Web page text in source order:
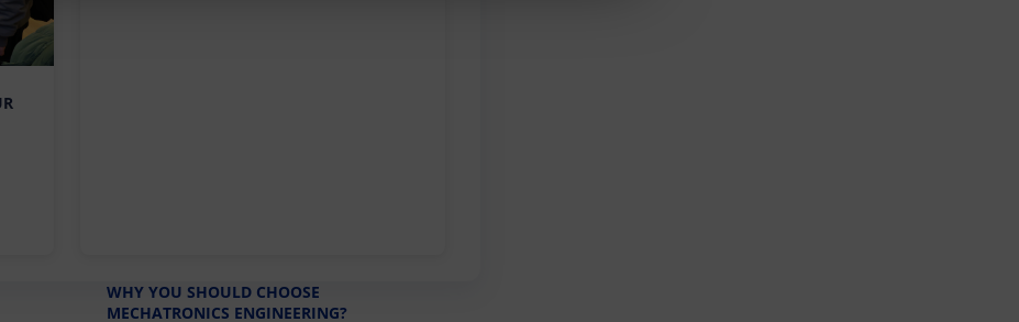
WHY YOU SHOULD CHOOSE
MECHATRONICS ENGINEERING?